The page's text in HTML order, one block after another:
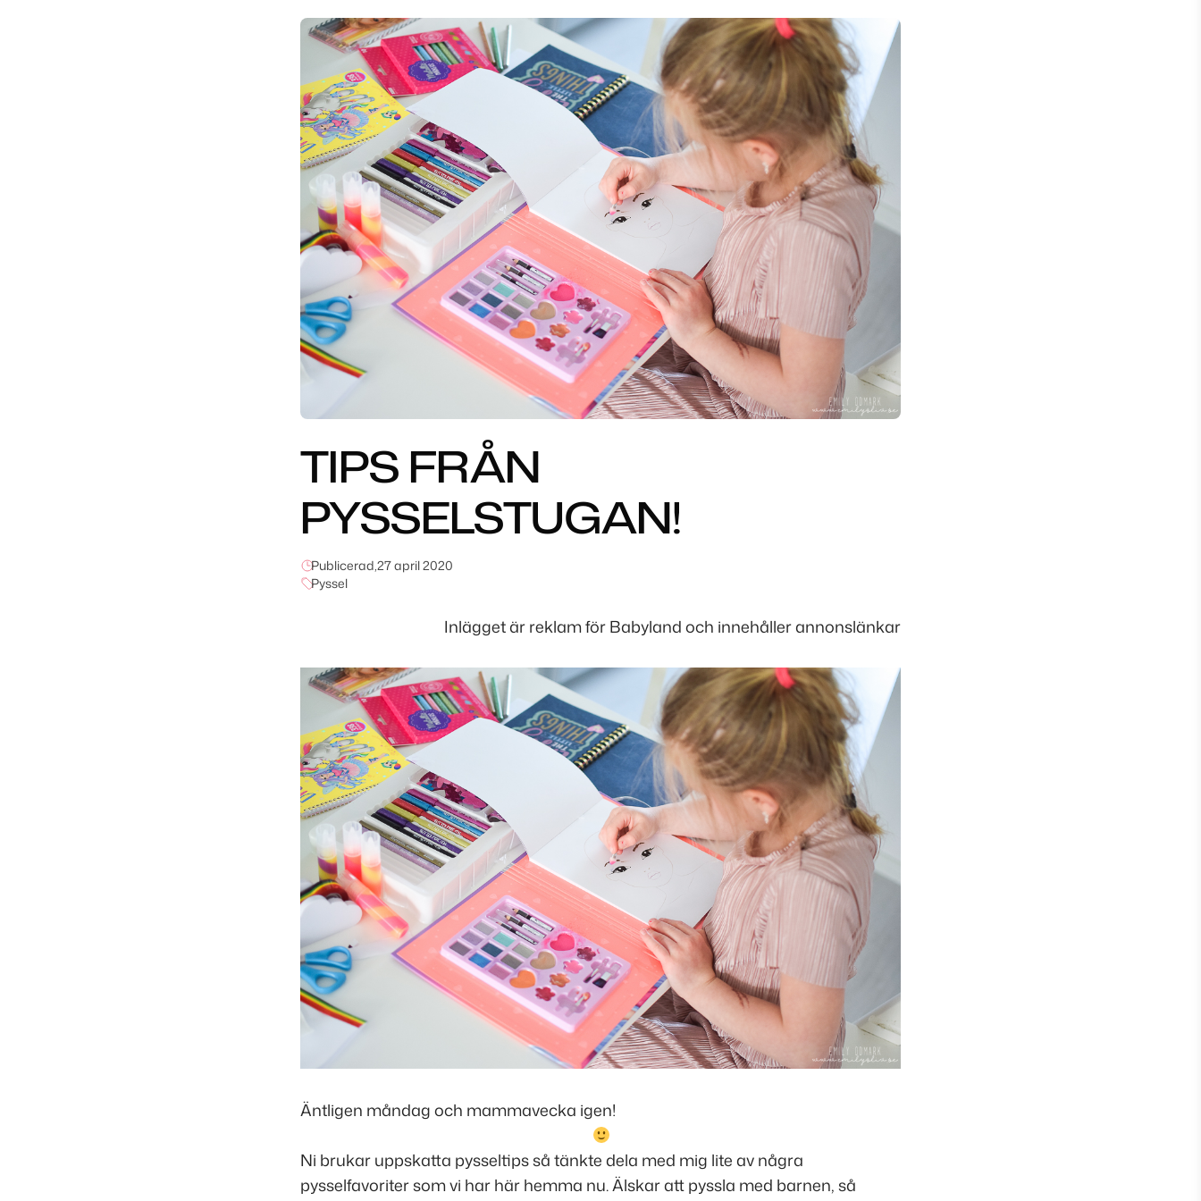
TIPS FRÅN
PYSSELSTUGAN!
Publicerad,27 april 2020
Pyssel
Inlägget är reklam för Babyland och innehåller annonslänkar
Äntligen måndag och mammavecka igen!
Ni brukar uppskatta pysseltips så tänkte dela med mig lite av några
pysselfavoriter som vi har här hemma nu. Älskar att pyssla med barnen, så